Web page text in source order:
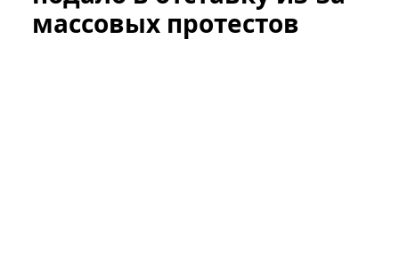
массовых протестов